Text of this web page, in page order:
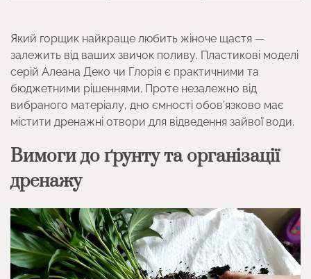
Який горщик найкраще любить жіноче щастя —
залежить від ваших звичок поливу. Пластикові моделі
серій Алеана Деко чи Глорія є практичними та
бюджетними рішеннями. Проте незалежно від
вибраного матеріалу, дно ємності обов’язково має
містити дренажні отвори для відведення зайвої води.
Вимоги до ґрунту та організації
дренажу